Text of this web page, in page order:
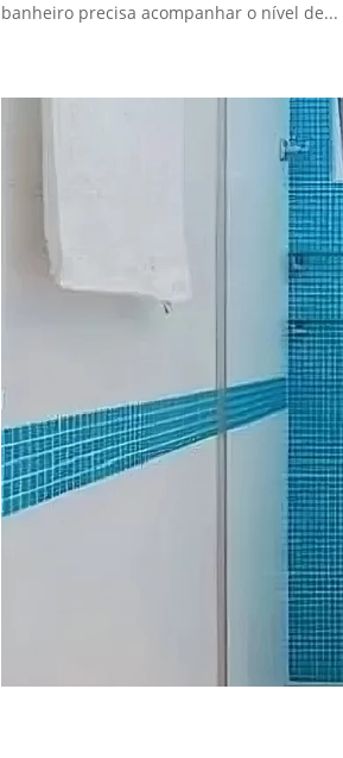
banheiro precisa acompanhar o nível de...